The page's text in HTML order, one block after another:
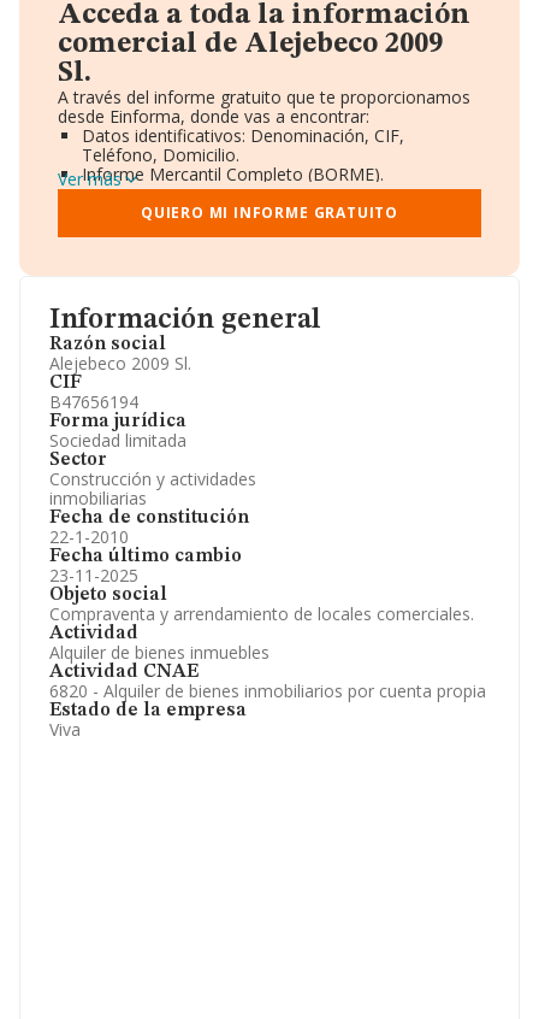
Información general
Razón social
Alejebeco 2009 Sl.
CIF
B47656194
Forma jurídica
Sociedad limitada
Sector
Construcción y actividades
inmobiliarias
Fecha de constitución
22-1-2010
Fecha último cambio
23-11-2025
Objeto social
Compraventa y arrendamiento de locales comerciales.
Actividad
Alquiler de bienes inmuebles
Actividad CNAE
6820 - Alquiler de bienes inmobiliarios por cuenta propia
Estado de la empresa
Viva
Acceda a toda la información
comercial de Alejebeco 2009
Sl.
A través del informe gratuito que te proporcionamos
desde Einforma, donde vas a encontrar:
Datos identificativos: Denominación, CIF,
Teléfono, Domicilio.
Informe Mercantil Completo (BORME).
Gráficos de Evolución Ventas y Empleados.
Consejo de Administración y Administradores.
Directivos y Ejecutivos.
Información oficial y registral complementaria.
Ver más
QUIERO MI INFORME GRATUITO